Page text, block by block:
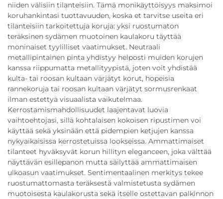
niiden välisiin tilanteisiin. Tämä monikäyttöisyys maksimoi
koruhankintasi tuottavuuden, koska et tarvitse useita eri
tilanteisiin tarkoitettuja koruja: yksi ruostumaton
teräksinen sydämen muotoinen kaulakoru täyttää
moninaiset tyylilliset vaatimukset. Neutraali
metallipintainen pinta yhdistyy helposti muiden korujen
kanssa riippumatta metallityypistä, joten voit yhdistää
kulta- tai roosan kultaan värjätyt korut, hopeisia
rannekoruja tai roosan kultaan värjätyt sormusrenkaat
ilman estettyä visuaalista vaikutelmaa.
Kerrostamismahdollisuudet laajentavat luovia
vaihtoehtojasi, sillä kohtalaisen kokoisen ripustimen voi
käyttää sekä yksinään että pidempien ketjujen kanssa
nykyaikaisissa kerrostetuissa lookseissa. Ammattimaiset
tilanteet hyväksyvät korun hillityn eleganceen, joka välttää
näyttävän esillepanon mutta säilyttää ammattimaisen
ulkoasun vaatimukset. Sentimentaalinen merkitys tekee
ruostumattomasta teräksestä valmistetusta sydämen
muotoisesta kaulakorusta sekä itselle ostettavan palkinnon